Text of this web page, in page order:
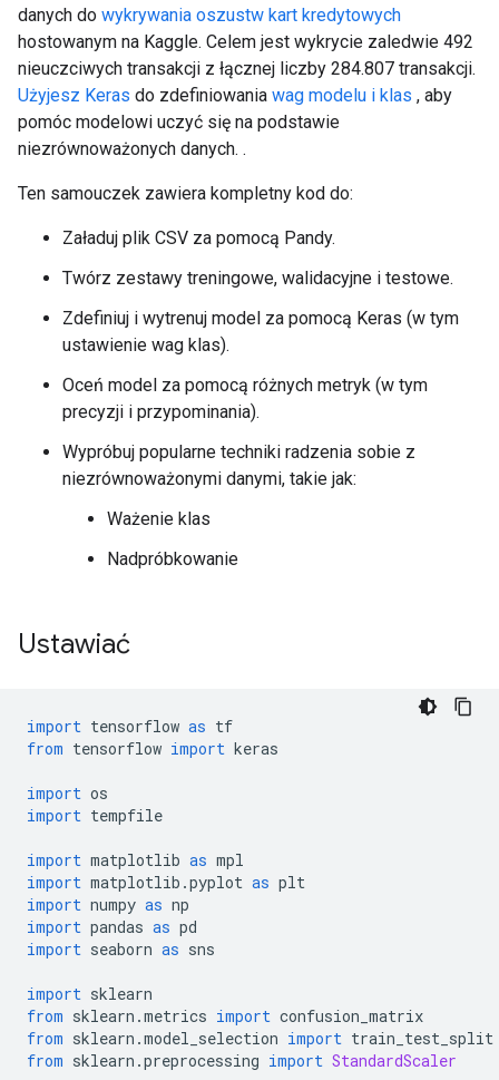
danych do wykrywania oszustw kart kredytowych
hostowanym na Kaggle. Celem jest wykrycie zaledwie 492
nieuczciwych transakcji z łącznej liczby 284.807 transakcji.
Użyjesz Keras do zdefiniowania wag modelu i klas , aby
pomóc modelowi uczyć się na podstawie
niezrównoważonych danych. .
Ten samouczek zawiera kompletny kod do:
Załaduj plik CSV za pomocą Pandy.
Twórz zestawy treningowe, walidacyjne i testowe.
Zdefiniuj i wytrenuj model za pomocą Keras (w tym
ustawienie wag klas).
Oceń model za pomocą różnych metryk (w tym
precyzji i przypominania).
Wypróbuj popularne techniki radzenia sobie z
niezrównoważonymi danymi, takie jak:
Ważenie klas
Nadpróbkowanie
Ustawiać
import tensorflow as tf
from tensorflow import keras
import os
import tempfile
import matplotlib as mpl
import matplotlib .pyplot as plt
import numpy as np
import pandas as pd
import seaborn as sns
import sklearn
from sklearn .metrics import confusion_matrix
from sklearn .model_selection import train_test_split
from sklearn .preprocessing import StandardScaler